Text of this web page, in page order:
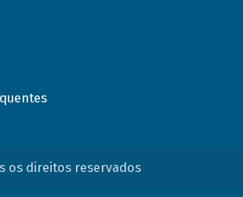
os direitos reservados